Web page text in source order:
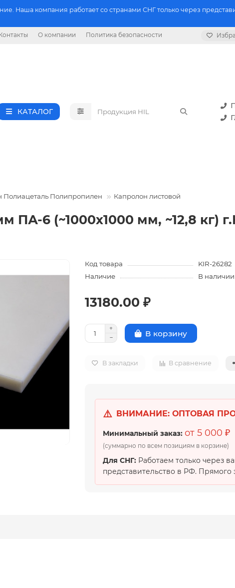
Наша компания работает со странами СНГ только через
О компании Политика безопасности
КАТАЛОГ
Полиацеталь Полипропилен Капролон листовой
ПА-6 (~1000х1000 мм, ~12,8
Код товара
KIR-26282
Наличие
В наличии
13180.00 ₽
В корзину
В закладки В сравнение
⚠️ ВНИМАНИЕ: ОПТОВАЯ
Минимальный заказ: от 5 000 ₽
(суммарно по всем позициям в корзине)
Для СНГ: Работаем только через
представительство в РФ. Прямого